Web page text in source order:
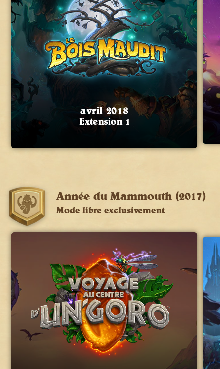
avril 2018
Extension 1
Année du Mammouth (2017)
Mode libre exclusivement